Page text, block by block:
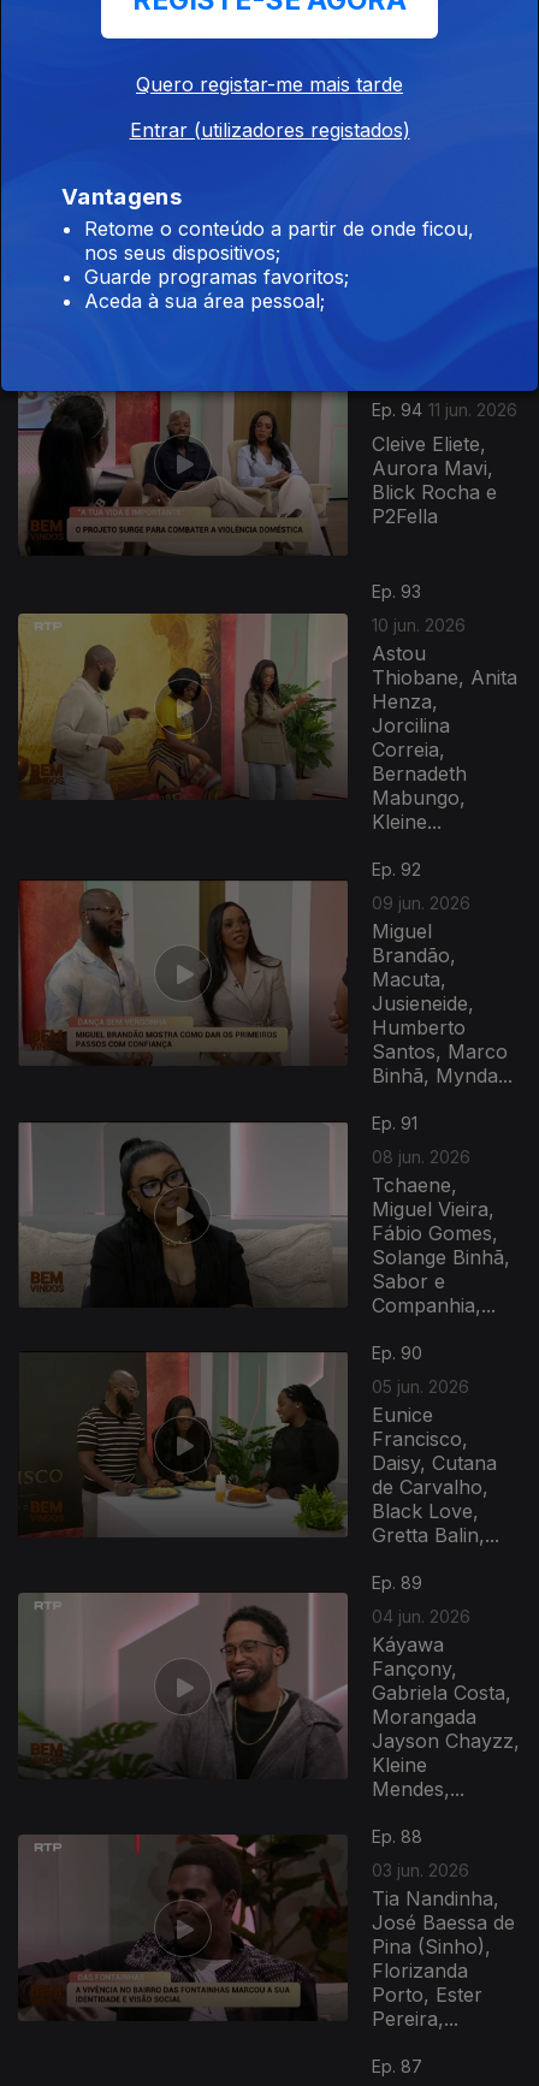
Daúto Faquirá,
Roberto
Santos, Filipa
Tavares, Tally,...
Vânia Canhanga
Brito, Djarai
Ep. 94 11 jun. 2026
Cleive Eliete,
Aurora Mavi,
Blick Rocha e
P2Fella
Ep. 93
10 jun. 2026
Astou
Thiobane, Anita
Henza,
Jorcilina
Correia,
Bernadeth
Mabungo,
Kleine...
Ep. 92
09 jun. 2026
Miguel
Brandão,
Macuta,
Jusieneide,
Humberto
Santos, Marco
Binhã, Mynda...
Ep. 91
08 jun. 2026
Tchaene,
Miguel Vieira,
Fábio Gomes,
Solange Binhã,
Sabor e
Companhia,...
Ep. 90
05 jun. 2026
Eunice
Francisco,
Daisy, Cutana
de Carvalho,
Black Love,
Gretta Balin,...
Ep. 89
04 jun. 2026
Káyawa
Fançony,
Gabriela Costa,
Morangada
Jayson Chayzz,
Kleine
Mendes,...
Ep. 88
03 jun. 2026
Tia Nandinha,
José Baessa de
Pina (Sinho),
Florizanda
Porto, Ester
Pereira,...
Ep. 87
Quero registar-me mais tarde
Entrar (utilizadores registados)
Vantagens
Retome o conteúdo a partir de onde ficou,
nos seus dispositivos;
Guarde programas favoritos;
Aceda à sua área pessoal;